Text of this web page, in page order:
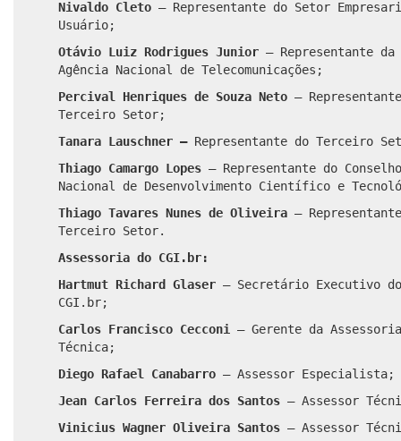
Nivaldo Cleto – Representante do Setor
Usuário;
Otávio Luiz Rodrigues Junior – Representante da
Agência Nacional de Telecomunicações;
Percival Henriques de Souza Neto –
Terceiro Setor;
Tanara Lauschner –Representante do Terceiro
Thiago Camargo Lopes – Representante do Conselho
Nacional de Desenvolvimento Científico e
Thiago Tavares Nunes de Oliveira –
Terceiro Setor.
Assessoria do CGI.br:
Hartmut Richard Glaser – Secretário Executivo do
CGI.br;
Carlos Francisco Cecconi – Gerente da Assessoria
Técnica;
Diego Rafael Canabarro – Assessor Especialista;
Jean Carlos Ferreira dos Santos – Assessor
Vinicius Wagner Oliveira Santos – Assessor